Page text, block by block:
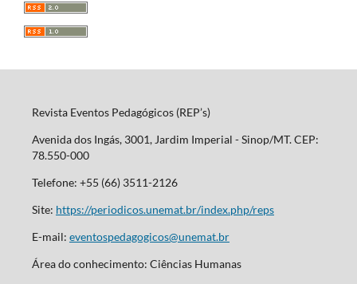
Revista Eventos Pedagógicos (REP’s)
Avenida dos Ingás, 3001, Jardim Imperial - Sinop/MT. CEP:
78.550-000
Telefone: +55 (66) 3511-2126
Site: https://periodicos.unemat.br/index.php/reps
E-mail: eventospedagogicos@unemat.br
Área do conhecimento: Ciências Humanas